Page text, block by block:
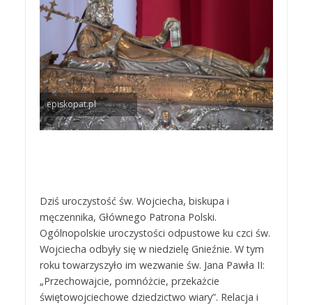
episkopat.pl
Dziś uroczystość św. Wojciecha, biskupa i
męczennika, Głównego Patrona Polski.
Ogólnopolskie uroczystości odpustowe ku czci św.
Wojciecha odbyły się w niedzielę Gnieźnie. W tym
roku towarzyszyło im wezwanie św. Jana Pawła II:
„Przechowajcie, pomnóżcie, przekażcie
świętowojciechowe dziedzictwo wiary”. Relacja i